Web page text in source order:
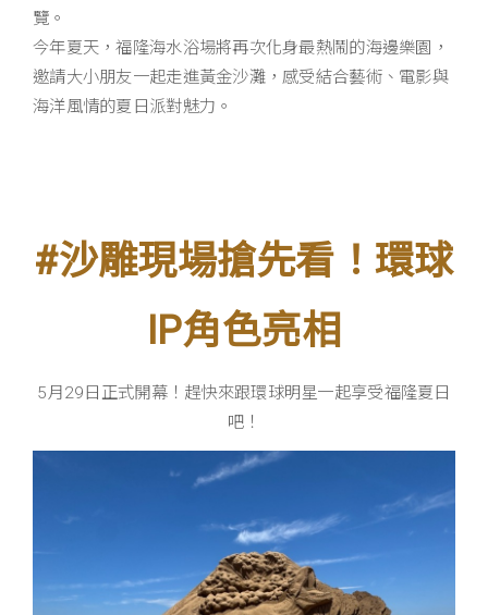
覽。
今年夏天，福隆海水浴場將再次化身最熱鬧的海邊樂園，
邀請大小朋友一起走進黃金沙灘，感受結合藝術、電影與
海洋風情的夏日派對魅力。
#沙雕現場搶先看！環球
IP角色亮相
5月29日正式開幕！趕快來跟環球明星一起享受福隆夏日
吧！